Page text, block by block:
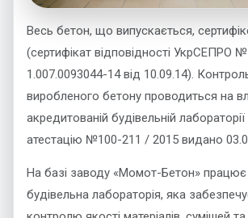
Весь бетон, що випускається,
(сертифікат відповідності УкрСЕПРО
1.007.0093044-14 від 10.09.14).
виробленого бетону проводиться на
акредитованій будівельній
атестацію №100-211 / 2015 видано
На базі заводу «Момот-Бетон»
будівельна лабораторія, яка